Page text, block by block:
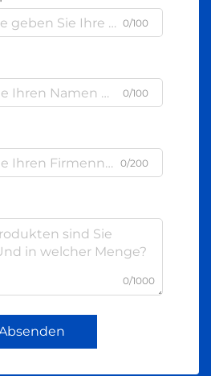
0/100
0/100
0/200
0/1000